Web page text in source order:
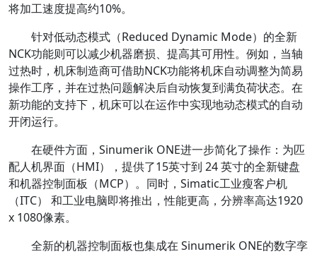
将加工速度提高约10%。
针对低动态模式（Reduced Dynamic Mode）的全新
NCK功能则可以减少机器磨损、提高其可用性。例如，当轴
过热时，机床制造商可借助NCK功能将机床自动调整为简易
操作工序，并在过热问题解决后自动恢复到满负荷状态。在
新功能的支持下，机床可以在运作中实现地动态模式的自动
开闭运行。
在硬件方面，Sinumerik ONE进一步简化了操作：为匹
配人机界面（HMI），提供了15英寸到 24 英寸的全新键盘
和机器控制面板（MCP）。同时，Simatic工业瘦客户机
（ITC） 和工业电脑即将推出，性能更高，分辨率高达1920
x 1080像素。
全新的机器控制面板也集成在 Sinumerik ONE的数字孪